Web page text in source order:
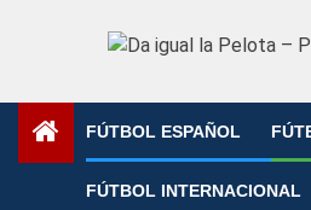
FÚTBOL ESPAÑOL
FÚTBOL INTERNACIONAL
»